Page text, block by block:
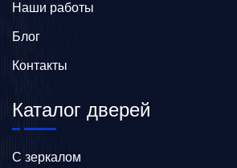
Наши работы
Блог
Контакты
Каталог дверей
C зеркалом